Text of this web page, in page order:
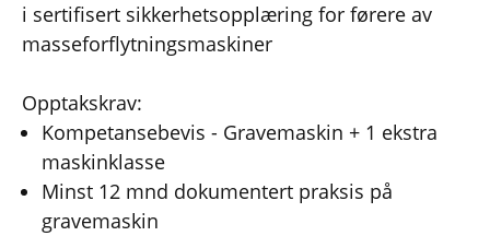
i sertifisert sikkerhetsopplæring for førere av
masseforflytningsmaskiner
Opptakskrav:
Kompetansebevis - Gravemaskin + 1 ekstra
maskinklasse
Minst 12 mnd dokumentert praksis på
gravemaskin